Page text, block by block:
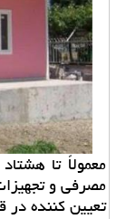
معمولاً تا
مصرفی و
تعیین كننده